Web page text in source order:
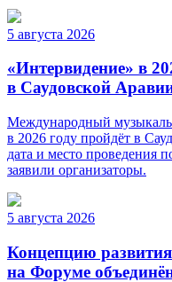
5 августа 2026
«Интервидение» в
в Саудовской
Международный
в 2026 году пройдёт в
дата и место проведения
заявили организаторы.
5 августа 2026
Концепцию развития
на Форуме